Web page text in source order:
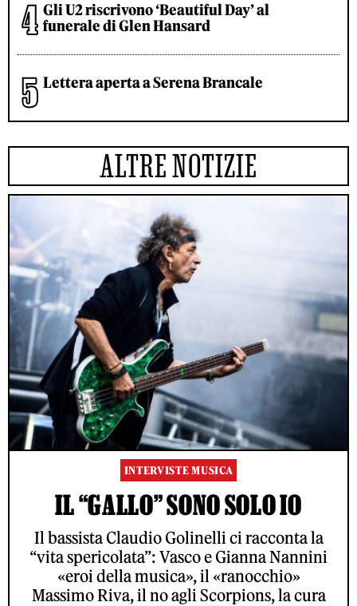
Gli U2 riscrivono ‘Beautiful Day’ al
funerale di Glen Hansard
Lettera aperta a Serena Brancale
ALTRE NOTIZIE
INTERVISTE MUSICA
IL “GALLO” SONO SOLO IO
Il bassista Claudio Golinelli ci racconta la
“vita spericolata”: Vasco e Gianna Nannini
«eroi della musica», il «ranocchio»
Massimo Riva, il no agli Scorpions, la cura